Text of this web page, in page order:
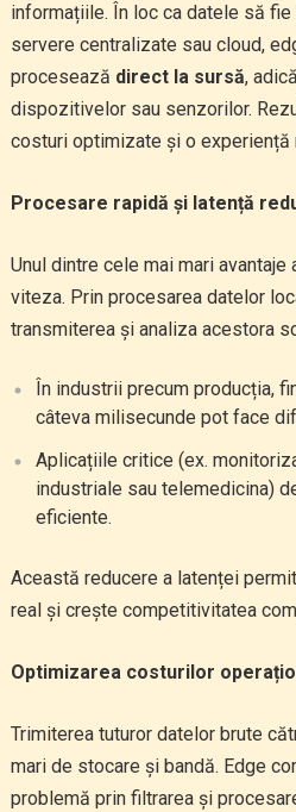
informațiile. În loc ca datele să
servere centralizate sau cloud,
procesează direct la sursă,
dispozitivelor sau senzorilor.
costuri optimizate și o experiență
Procesare rapidă și latență
Unul dintre cele mai mari
viteza. Prin procesarea datelor
transmiterea și analiza acestora
În industrii precum producția,
câteva milisecunde pot face
Aplicațiile critice (ex.
industriale sau telemedicina)
eficiente.
Această reducere a latenței
real și crește competitivitatea
Optimizarea costurilor
Trimiterea tuturor datelor brute
mari de stocare și bandă. Edge
problemă prin filtrarea și